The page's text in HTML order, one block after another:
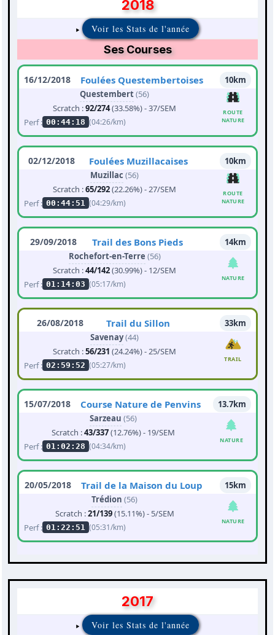
2018
Voir les Stats de l'année
Ses Courses
16/12/2018 Foulées Questembertoises
10km
Questembert(56)
Scratch :92/274(33.58%) - 37/SEM
Perf : 00:44:18 (04:26/km)
ROUTE
NATURE
02/12/2018 Foulées Muzillacaises
10km
Muzillac (56)
Scratch :65/292(22.26%) - 27/SEM
Perf : 00:44:51 (04:29/km)
ROUTE
NATURE
29/09/2018 Trail des Bons Pieds
14km
Rochefort-en-Terre (56)
Scratch :44/142(30.99%) - 12/SEM
Perf : 01:14:03 (05:17/km)
NATURE
26/08/2018 Trail du Sillon
33km
Savenay(44)
Scratch :56/231 (24.24%) - 25/SEM
Perf : 02:59:52 (05:27/km)
TRAIL
15/07/2018 Course Nature de Penvins
13.7km
Sarzeau (56)
Scratch :43/337(12.76%) - 19/SEM
Perf : 01:02:28 (04:34/km)
NATURE
20/05/2018 Trail de la Maison du Loup
15km
Trédion (56)
Scratch :21/139(15.11%) - 5/SEM
Perf : 01:22:51 (05:31/km)
NATURE
2017
Voir les Stats de l'année